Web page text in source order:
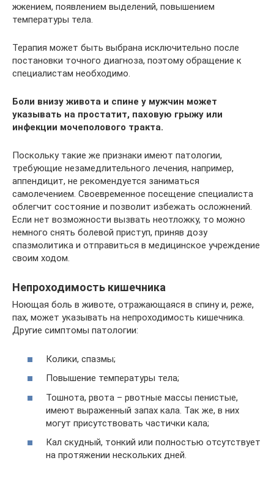
жжением, появлением выделений, повышением
температуры тела.
Терапия может быть выбрана исключительно после
постановки точного диагноза, поэтому обращение к
специалистам необходимо.
Боли внизу живота и спине у мужчин может
указывать на простатит, паховую грыжу или
инфекции мочеполового тракта.
Поскольку такие же признаки имеют патологии,
требующие незамедлительного лечения, например,
аппендицит, не рекомендуется заниматься
самолечением. Своевременное посещение специалиста
облегчит состояние и позволит избежать осложнений.
Если нет возможности вызвать неотложку, то можно
немного снять болевой приступ, приняв дозу
спазмолитика и отправиться в медицинское учреждение
своим ходом.
Непроходимость кишечника
Ноющая боль в животе, отражающаяся в спину и, реже,
пах, может указывать на непроходимость кишечника.
Другие симптомы патологии:
Колики, спазмы;
Повышение температуры тела;
Тошнота, рвота – рвотные массы пенистые,
имеют выраженный запах кала. Так же, в них
могут присутствовать частички кала;
Кал скудный, тонкий или полностью отсутствует
на протяжении нескольких дней.